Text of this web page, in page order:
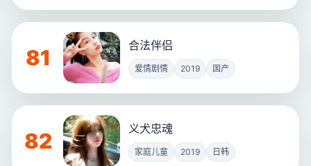
81 合法伴侣
爱情剧情 2019 国产
82 义犬忠魂
家庭儿童 2019 日韩